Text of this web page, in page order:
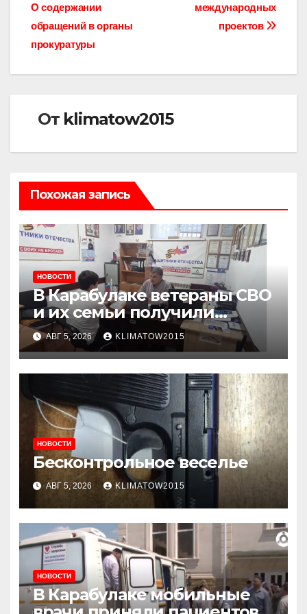
записям
международных
проектов
О содержании
обращений в органы
прокуратуры
От klimatow2015
Похожая запись
НОВОСТИ
В Карабулаке ветераны СВО
и их семьи получили
консультации в ходе
приема граждан
АВГ 5, 2026 KLIMATOW2015
НОВОСТИ
Бесконтрольное веселье
АВГ 5, 2026 KLIMATOW2015
НОВОСТИ
В Карабулаке мобильные